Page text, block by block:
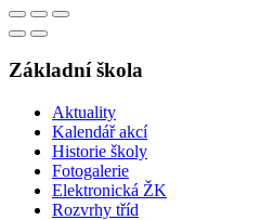
Základní škola
Aktuality
Kalendář akcí
Historie školy
Fotogalerie
Elektronická ŽK
Rozvrhy tříd